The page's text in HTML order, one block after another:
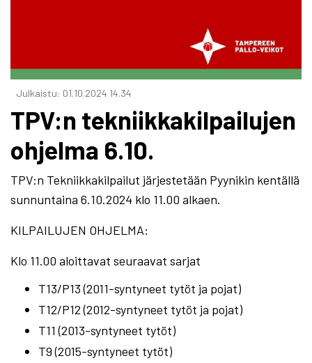
Julkaistu: 01.10.2024 14.34
TPV:n tekniikkakilpailujen
ohjelma 6.10.
TPV:n Tekniikkakilpailut järjestetään Pyynikin kentällä
sunnuntaina 6.10.2024 klo 11.00 alkaen.
KILPAILUJEN OHJELMA:
Klo 11.00 aloittavat seuraavat sarjat
T13/P13 (2011-syntyneet tytöt ja pojat)
T12/P12 (2012-syntyneet tytöt ja pojat)
T11 (2013-syntyneet tytöt)
T9 (2015-syntyneet tytöt)